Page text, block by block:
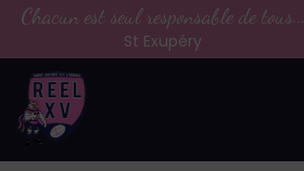
Chacun est seul responsable de tous...
St Exupéry